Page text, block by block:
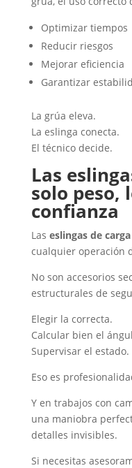
Optimizar tiempos
Reducir riesgos
Mejorar eficiencia
Garantizar
La grúa eleva.
La eslinga conecta.
El técnico decide.
Las
solo peso,
confianza
Las eslingas de carga
cualquier operación
No son accesorios
estructurales de
Elegir la correcta.
Calcular bien el
Supervisar el estado.
Eso es
Y en trabajos con
una maniobra
detalles invisibles.
Si necesitas